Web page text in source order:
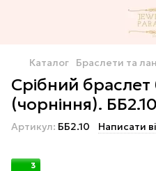
Каталог Браслети та
Срібний браслет
(чорніння). ББ2.10
Артикул: ББ2.10 Написати
3